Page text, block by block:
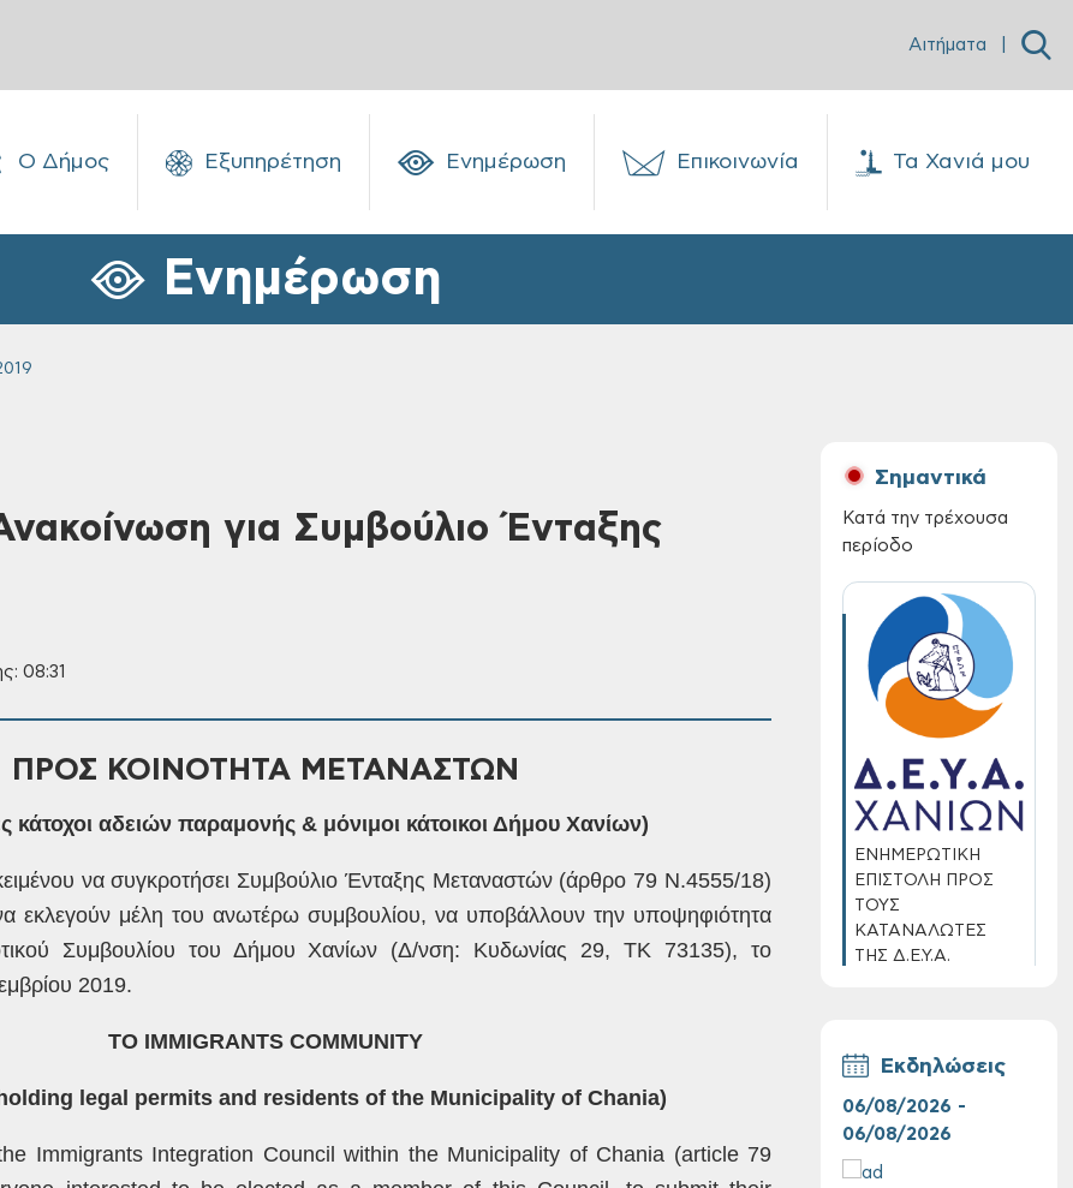
Αιτήματα
Ο Δήμος Εξυπηρέτηση Ενημέρωση Επικοινωνία Τα Χανιά μου
Ενημέρωση
για Συμβούλιο Ένταξης
08:31
ΠΡΟΣ ΚΟΙΝΟΤΗΤΑ ΜΕΤΑΝΑΣΤΩΝ
κάτοχοι αδειών παραμονής & μόνιμοικάτοικοι Δήμου Χανίων)
να συγκροτήσει Συμβούλιο Ένταξης Μεταναστών (άρθρο 79 Ν.4555/18)
εκλεγούν μέλη του ανωτέρω συμβουλίου, να υποβάλλουν την υποψηφιότητα
Συμβουλίου του Δήμου Χανίων (Δ/νση: Κυδωνίας 29, ΤΚ 73135), το
2019.
ΤΟ ΙΜΜΙGRANTS COMMUNITY
legal permits and residents of the Municipality of Chania)
Immigrants Integration Council within the Municipality of Chania (article 79
Σημαντικά
Κατά την τρέχουσα
περίοδο
ΕΝΗΜΕΡΩΤΙΚΗ
ΕΠΙΣΤΟΛΗ ΠΡΟΣ
ΤΟΥΣ
ΚΑΤΑΝΑΛΩΤΕΣ
ΤΗΣ Δ.Ε.Υ.Α.
Επαναλειτουργία
Εκδηλώσεις
06/08/2026 -
06/08/2026